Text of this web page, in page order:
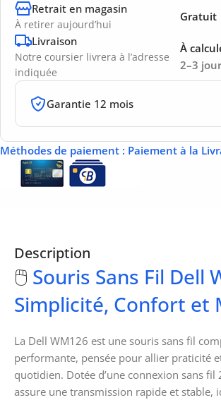
Retrait en magasin
À retirer aujourd’hui
Gratuit
Livraison
Notre coursier livrera à l’adresse
indiquée
2–3
À
Garantie 12 mois
Méthodes de paiement : Paiement à la
Description
🖱️ Souris Sans Fil Dell
Simplicité, Confort et
La Dell WM126 est une souris sans fil
performante, pensée pour allier praticité
quotidien. Dotée d’une connexion sans fil
assure une transmission rapide et stable,